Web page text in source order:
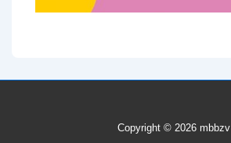
Copyright © 2026 mbbzv